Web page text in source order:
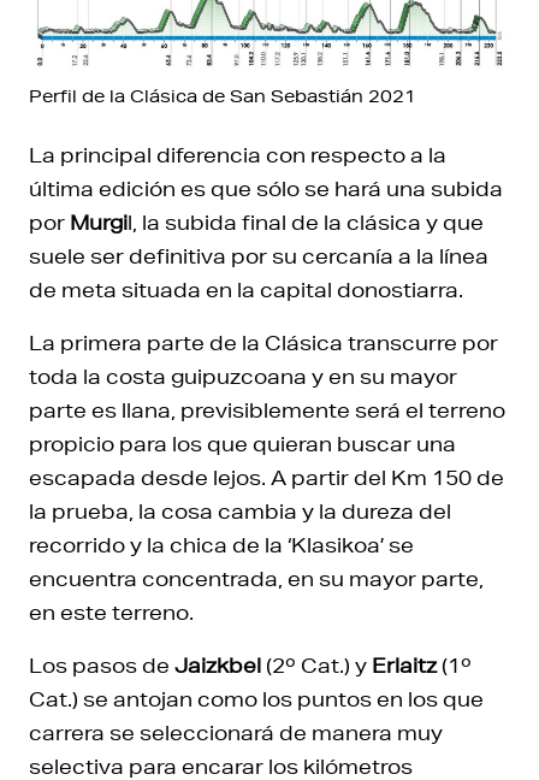
Perfil de la Clásica de San Sebastián 2021
La principal diferencia con respecto a la
última edición es que sólo se hará una subida
por Murgil, la subida final de la clásica y que
suele ser definitiva por su cercanía a la línea
de meta situada en la capital donostiarra.
La primera parte de la Clásica transcurre por
toda la costa guipuzcoana y en su mayor
parte es llana, previsiblemente será el terreno
propicio para los que quieran buscar una
escapada desde lejos. A partir del Km 150 de
la prueba, la cosa cambia y la dureza del
recorrido y la chica de la ‘Klasikoa’ se
encuentra concentrada, en su mayor parte,
en este terreno.
Los pasos de Jaizkbel (2º Cat.) y Erlaitz(1º
Cat.) se antojan como los puntos en los que
carrera se seleccionará de manera muy
selectiva para encarar los kilómetros